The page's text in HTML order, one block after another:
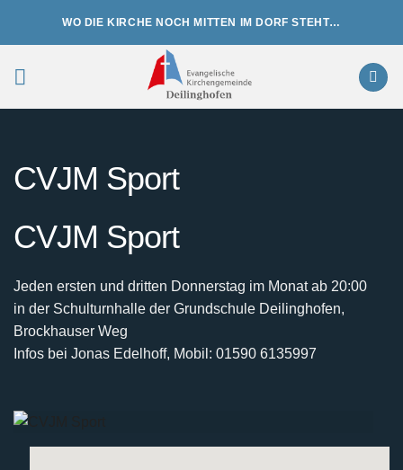
WO DIE KIRCHE NOCH MITTEN IM DORF STEHT…
CVJM Sport
CVJM Sport
Jeden ersten und dritten Donnerstag im Monat ab 20:00
in der Schulturnhalle der Grundschule Deilinghofen,
Brockhauser Weg
Infos bei Jonas Edelhoff, Mobil: 01590 6135997